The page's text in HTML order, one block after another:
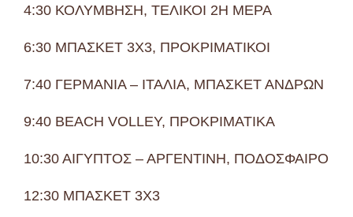
4:30 ΚΟΛΥΜΒΗΣΗ, ΤΕΛΙΚΟΙ 2Η ΜΕΡΑ
6:30 ΜΠΑΣΚΕΤ 3Χ3, ΠΡΟΚΡΙΜΑΤΙΚΟΙ
7:40 ΓΕΡΜΑΝΙΑ – ΙΤΑΛΙΑ, ΜΠΑΣΚΕΤ ΑΝΔΡΩΝ
9:40 BEACH VOLLEY, ΠΡΟΚΡΙΜΑΤΙΚΑ
10:30 ΑΙΓΥΠΤΟΣ – ΑΡΓΕΝΤΙΝΗ, ΠΟΔΟΣΦΑΙΡΟ
12:30 ΜΠΑΣΚΕΤ 3Χ3